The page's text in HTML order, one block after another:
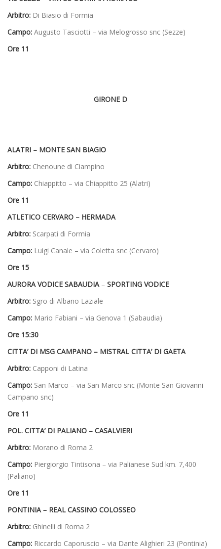
Arbitro: Di Biasio di Formia
Campo: Augusto Tasciotti – via Melogrosso snc (Sezze)
Ore 11
GIRONE D
ALATRI – MONTE SAN BIAGIO
Arbitro: Chenoune di Ciampino
Campo: Chiappitto – via Chiappitto 25 (Alatri)
Ore 11
ATLETICO CERVARO – HERMADA
Arbitro: Scarpati di Formia
Campo: Luigi Canale – via Coletta snc (Cervaro)
Ore 15
AURORA VODICE SABAUDIA– SPORTING VODICE
Arbitro: Sgro di Albano Laziale
Campo: Mario Fabiani – via Genova 1 (Sabaudia)
Ore 15:30
CITTA’ DI MSG CAMPANO – MISTRAL CITTA’ DI GAETA
Arbitro: Capponi di Latina
Campo: San Marco – via San Marco snc (Monte San Giovanni
Campano snc)
Ore 11
POL. CITTA’ DI PALIANO – CASALVIERI
Arbitro: Morano di Roma 2
Campo: Piergiorgio Tintisona – via Palianese Sud km. 7,400
(Paliano)
Ore 11
PONTINIA – REAL CASSINO COLOSSEO
Arbitro: Ghinelli di Roma 2
Campo: Riccardo Caporuscio – via Dante Alighieri 23 (Pontinia)